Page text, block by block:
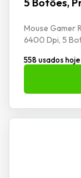
Mouse Gamer
6400 Dpi, 5
558 usados hoje